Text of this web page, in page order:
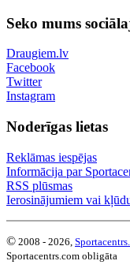
Seko mums
Draugiem.lv
Facebook
Twitter
Instagram
Noderīgas lietas
Reklāmas iespējas
Informācija par
RSS plūsmas
Ierosinājumiem vai
© 2008 - 2026,
Sportacentrs.com obligāta